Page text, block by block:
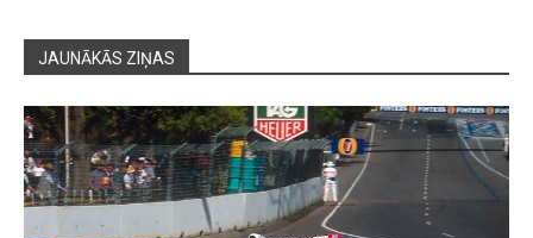
JAUNĀKĀS ZIŅAS